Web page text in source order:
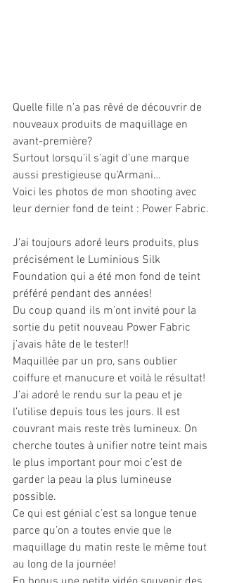
Quelle fille n’a pas rêvé de découvrir de
nouveaux produits de maquillage en
avant-première?
Surtout lorsqu’il s’agit d’une marque
aussi prestigieuse qu’Armani…
Voici les photos de mon shooting avec
leur dernier fond de teint : Power Fabric.
J’ai toujours adoré leurs produits, plus
précisément le Luminious Silk
Foundation qui a été mon fond de teint
préféré pendant des années!
Du coup quand ils m’ont invité pour la
sortie du petit nouveau Power Fabric
j’avais hâte de le tester!!
Maquillée par un pro, sans oublier
coiffure et manucure et voilà le résultat!
J’ai adoré le rendu sur la peau et je
l’utilise depuis tous les jours. Il est
couvrant mais reste très lumineux. On
cherche toutes à unifier notre teint mais
le plus important pour moi c’est de
garder la peau la plus lumineuse
possible.
Ce qui est génial c’est sa longue tenue
parce qu’on a toutes envie que le
maquillage du matin reste le même tout
au long de la journée!